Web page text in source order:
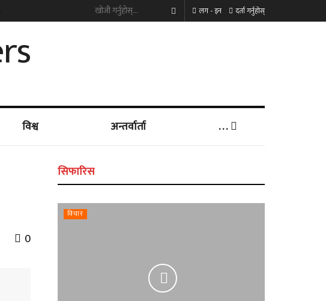
लग - इन दर्ता गर्नुहोस्
विश्व अन्तर्वार्ता . . .
0
सिफारिस
विचार